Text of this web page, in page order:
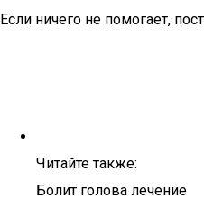
Если ничего не помогает,
Читайте также:
Болит голова лечение